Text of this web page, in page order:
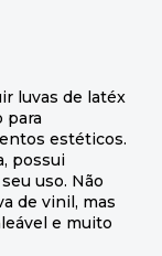
luvas de latéx
para
estéticos.
possui
uso. Não
de vinil, mas
e muito